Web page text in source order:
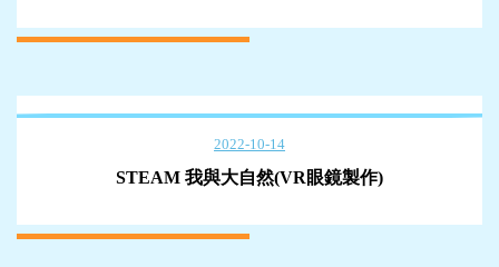
2022-10-14
STEAM 我與大自然(VR眼鏡製作)